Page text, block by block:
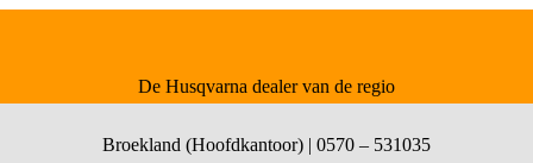
De Husqvarna dealer van de regio
Broekland (Hoofdkantoor) | 0570 – 531035